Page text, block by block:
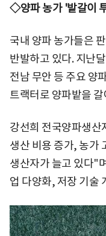
◇양파 농가 '밭갈이
국내 양파 농가들은
반발하고 있다. 지난
전남 무안 등 주요 양
트랙터로 양파밭을
강선희 전국양파생
생산 비용 증가, 농가
생산자가 늘고 있다"
업 다양화, 저장 기술